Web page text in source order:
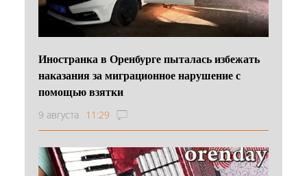
Иностранка в Оренбурге пыталась избежать
наказания за миграционное нарушение с
помощью взятки
9 августа 11:29